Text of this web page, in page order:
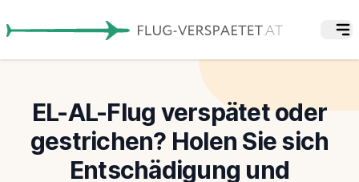
EL-AL-Flug verspätet oder
gestrichen? Holen Sie sich
Entschädigung und